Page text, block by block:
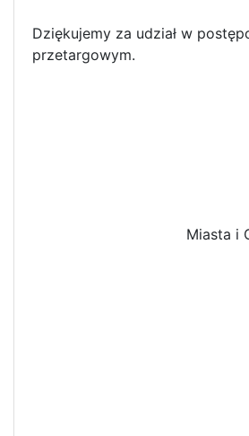
Dziękujemy za udział w
przetargowym.
Miasta i